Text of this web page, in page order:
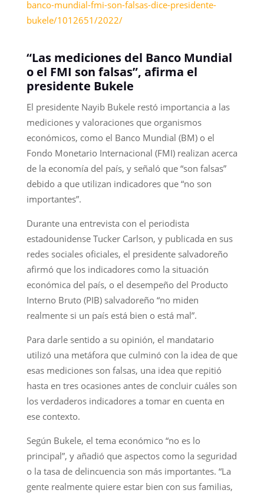
banco-mundial-fmi-son-falsas-dice-presidente-
bukele/1012651/2022/
“Las mediciones del Banco Mundial
o el FMI son falsas”, afirma el
presidente Bukele
El presidente Nayib Bukele restó importancia a las
mediciones y valoraciones que organismos
económicos, como el Banco Mundial (BM) o el
Fondo Monetario Internacional (FMI) realizan acerca
de la economía del país, y señaló que “son falsas”
debido a que utilizan indicadores que “no son
importantes”.
Durante una entrevista con el periodista
estadounidense Tucker Carlson, y publicada en sus
redes sociales oficiales, el presidente salvadoreño
afirmó que los indicadores como la situación
económica del país, o el desempeño del Producto
Interno Bruto (PIB) salvadoreño “no miden
realmente si un país está bien o está mal”.
Para darle sentido a su opinión, el mandatario
utilizó una metáfora que culminó con la idea de que
esas mediciones son falsas, una idea que repitió
hasta en tres ocasiones antes de concluir cuáles son
los verdaderos indicadores a tomar en cuenta en
ese contexto.
Según Bukele, el tema económico “no es lo
principal”, y añadió que aspectos como la seguridad
o la tasa de delincuencia son más importantes. “La
gente realmente quiere estar bien con sus familias,